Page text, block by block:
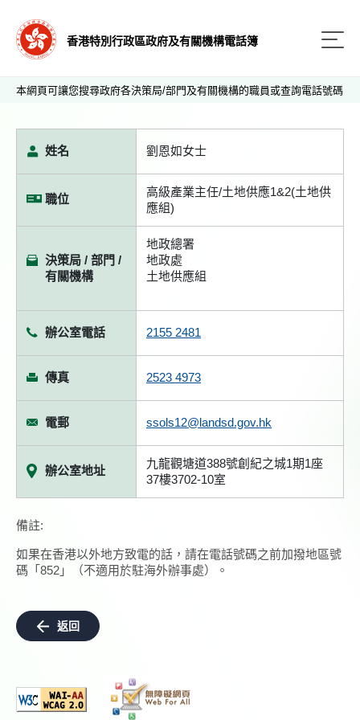
香港特別行政區政府及有關機構電話簿
本網頁可讓您搜尋政府各決策局/部門及有關機構的職員或查詢電話號碼
姓名 劉恩如女士
職位
高級產業主任/土地供應1&2(土地供
應組)
決策局 / 部門 /
有關機構
地政總署
地政處
土地供應組
辦公室電話 2155 2481
傳真 2523 4973
電郵 ssols12@landsd.gov.hk
辦公室地址
九龍觀塘道388號創紀之城1期1座
37樓3702-10室
備註:
如果在香港以外地方致電的話，請在電話號碼之前加撥地區號
碼「852」（不適用於駐海外辦事處）。
返回